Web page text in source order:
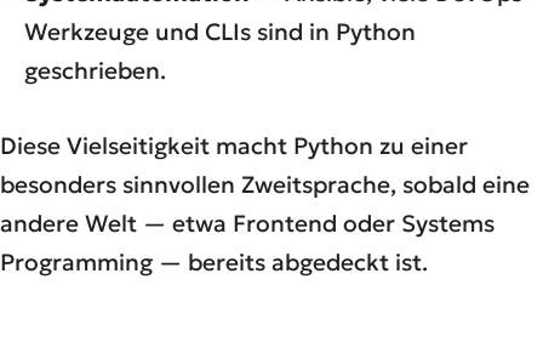
Werkzeuge und CLIs sind in Python
geschrieben.
Diese Vielseitigkeit macht Python zu einer
besonders sinnvollen Zweitsprache, sobald eine
andere Welt — etwa Frontend oder Systems
Programming — bereits abgedeckt ist.